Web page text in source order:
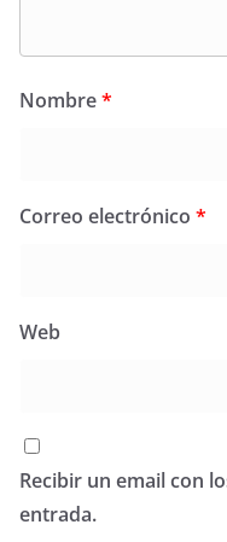
Nombre*
Correo electrónico *
Web
Recibir un email con
entrada.